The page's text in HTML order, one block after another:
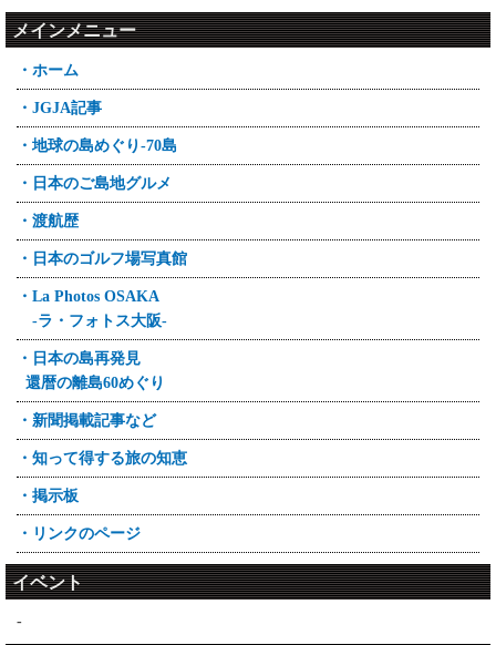
メインメニュー
・ホーム
・JGJA記事
・地球の島めぐり-70島
・日本のご島地グルメ
・渡航歴
・日本のゴルフ場写真館
・La Photos OSAKA
-ラ・フォトス大阪-
・日本の島再発見
還暦の離島60めぐり
・新聞掲載記事など
・知って得する旅の知恵
・掲示板
・リンクのページ
イベント
-